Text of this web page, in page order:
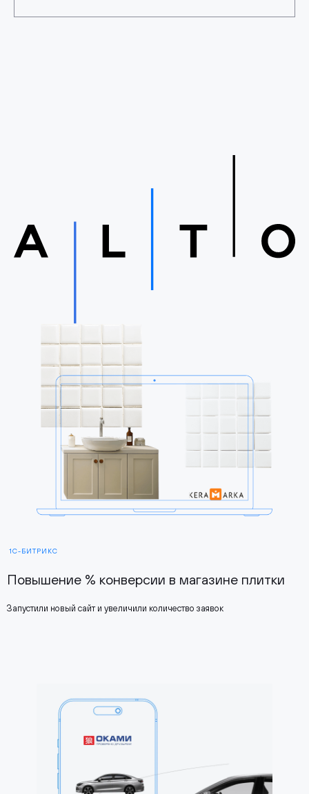
1С-БИТРИКС
Повышение % конверсии в магазине плитки
Запустили новый сайт и увеличили количество заявок